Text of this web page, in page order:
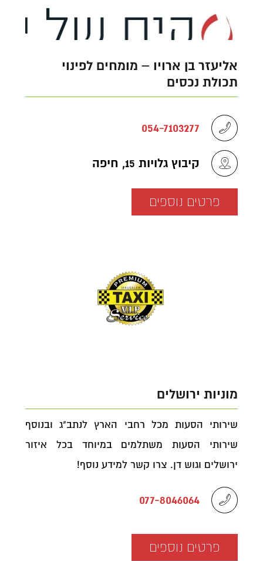
אליעזר בן ארויו – מומחים לפינוי
תכולת נכסים
054-7103277
קיבוץ גלויות 15, חיפה
פרטים נוספים
מוניות ירושלים
שירותי הסעות מכל רחבי הארץ לנתב"ג ובנוסף
שירותי הסעות משתלמים במיוחד בכל איזור
ירושלים וגוש דן. צרו קשר למידע נוסף!
077-8046064
פרטים נוספים